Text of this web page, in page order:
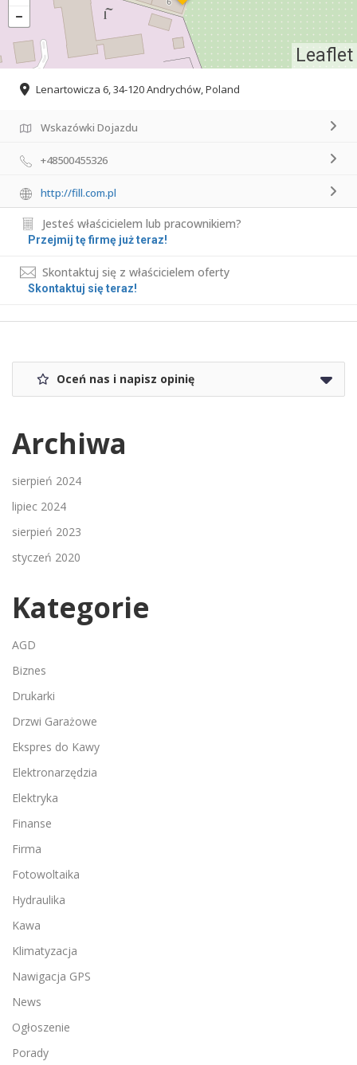
Leaflet
Lenartowicza 6, 34-120 Andrychów, Poland
Wskazówki Dojazdu
+48500455326
http://fill.com.pl
Jesteś właścicielem lub pracownikiem?
Przejmij tę firmę już teraz!
Skontaktuj się z właścicielem oferty
Skontaktuj się teraz!
Oceń nas i napisz opinię
Archiwa
sierpień 2024
lipiec 2024
sierpień 2023
styczeń 2020
Kategorie
AGD
Biznes
Drukarki
Drzwi Garażowe
Ekspres do Kawy
Elektronarzędzia
Elektryka
Finanse
Firma
Fotowoltaika
Hydraulika
Kawa
Klimatyzacja
Nawigacja GPS
News
Ogłoszenie
Porady